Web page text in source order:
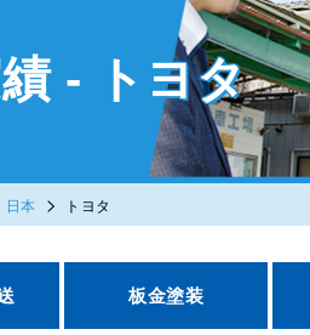
- トヨタ
日本 > トヨタ
板金塗装